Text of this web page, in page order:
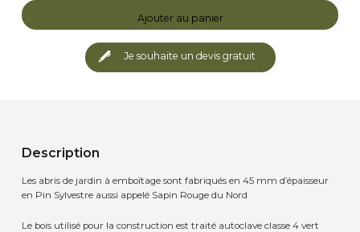
Ajouter au panier
Je souhaite un devis gratuit
Description
Les abris de jardin à emboîtage sont fabriqués en 45 mm d’épaisseur
en Pin Sylvestre aussi appelé Sapin Rouge du Nord
Le bois utilisé pour la construction est traité autoclave classe 4 vert